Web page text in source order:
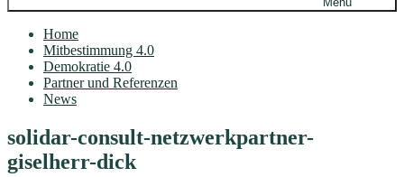
Home
Mitbestimmung 4.0
Demokratie 4.0
Partner und Referenzen
News
solidar-consult-netzwerkpartner-
giselherr-dick